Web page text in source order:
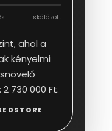
skálázott
ahol a
kényelmi
730 000 Ft.